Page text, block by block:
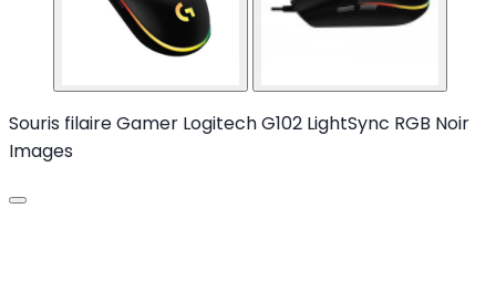
Souris filaire Gamer Logitech G102 LightSync RGB Noir
Images